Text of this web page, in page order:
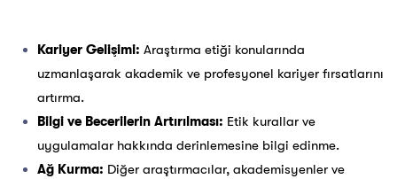
Kariyer Gelişimi: Araştırma etiği konularında
uzmanlaşarak akademik ve profesyonel kariyer fırsatlarını
artırma.
Bilgi ve Becerilerin Artırılması: Etik kurallar ve
uygulamalar hakkında derinlemesine bilgi edinme.
Ağ Kurma: Diğer araştırmacılar, akademisyenler ve